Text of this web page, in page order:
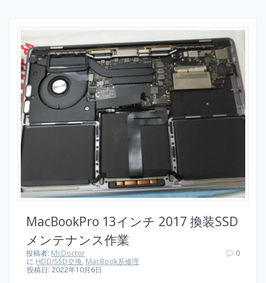
MacBookPro 13インチ 2017 換装SSD
メンテナンス作業
投稿者: McDoctor
に HDD/SSD交換, MacBook系修理
投稿日: 2022年10月6日
0